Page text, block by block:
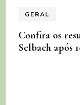
GERAL
Confira os
Selbach após